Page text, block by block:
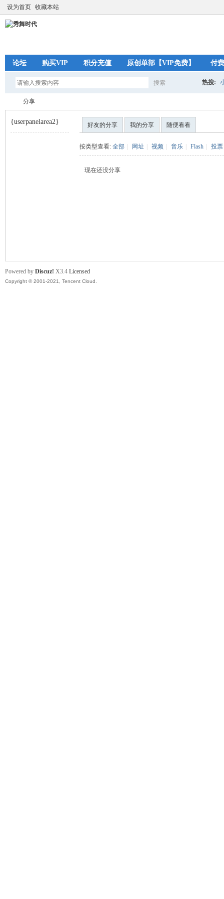
设为首页 收藏本站
论坛 购买VIP 积分充值 原创单部【VIP免费】 付
搜索 热搜:
分享
{userpanelarea2} 好友的分享 我的分享 随便看看
按类型查看: 全部 网址 视频 音乐 Flash 投票
现在还没分享
Powered by Discuz! X3.4 Licensed
Copyright © 2001-2021, Tencent Cloud.